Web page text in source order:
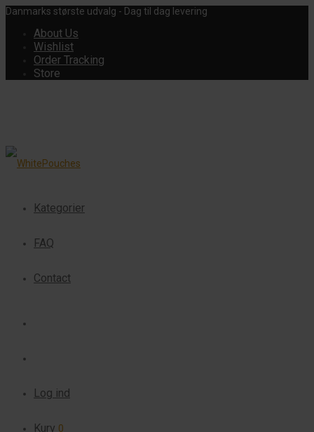
Danmarks største udvalg - Dag til dag levering
About Us
Wishlist
Order Tracking
Store
Kategorier
FAQ
Contact
Log ind
Kurv 0